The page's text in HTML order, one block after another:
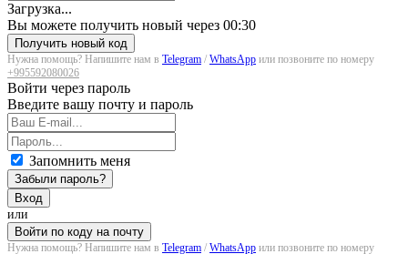
Загрузка...
Вы можете получить новый через 00:30
Получить новый код
Нужна помощь? Напишите нам в Telegram / WhatsApp или позвоните по номеру
+995592080026
Войти через пароль
Введите вашу почту и пароль
Запомнить меня
Забыли пароль?
Вход
или
Войти по коду на почту
Нужна помощь? Напишите нам в Telegram / WhatsApp или позвоните по номеру